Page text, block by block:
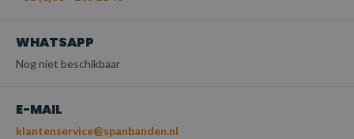
WHATSAPP
Nog niet beschikbaar
E-MAIL
klantenservice@spanbanden.nl